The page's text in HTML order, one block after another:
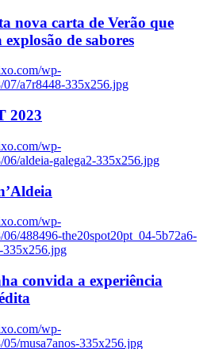
nova carta de Verão que
de sabores
wp-
07/a7r8448-335x256.jpg
2023
wp-
aldeia-galega2-335x256.jpg
wp-
488496-the20spot20pt_04-5b72a6-
convida a experiência
wp-
musa7anos-335x256.jpg